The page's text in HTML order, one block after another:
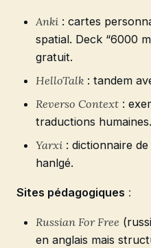
Anki : cartes
spatial. Deck “6000
gratuit.
HelloTalk : tandem
Reverso Context :
traductions humaines.
Yarxi : dictionnaire
hanlgé.
Sites pédagogiques :
Russian For Free
en anglais mais